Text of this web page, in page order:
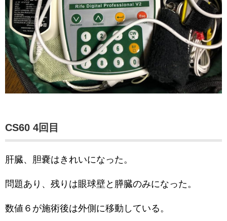
CS60 4回目
肝臓、胆嚢はきれいになった。
問題あり、残りは眼球壁と膵臓のみになった。
数値６が施術後は外側に移動している。